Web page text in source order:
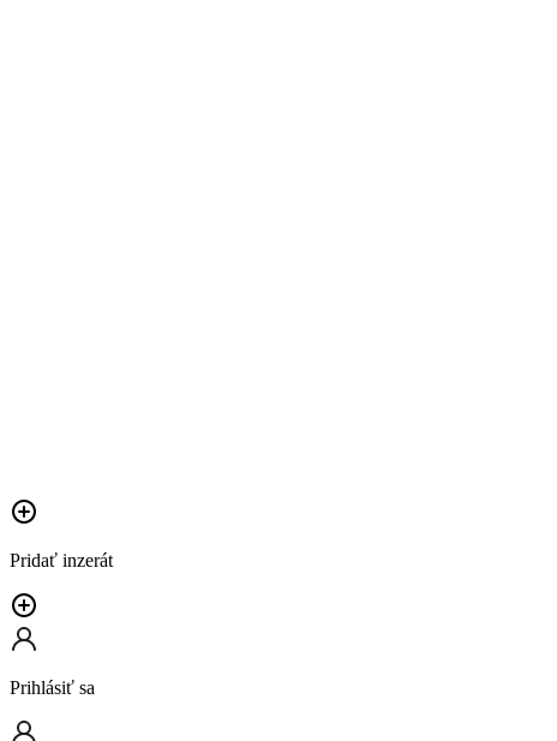
Pridať inzerát
Prihlásiť sa